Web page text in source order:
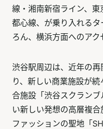
線・湘南新宿ライン、
都心線、が乗り入れる
ろん、横浜方面へのアク
渋谷駅周辺は、近年の
り、新しい商業施設が
合施設「渋谷スクラン
い新しい発想の高層複
ファッションの聖地「